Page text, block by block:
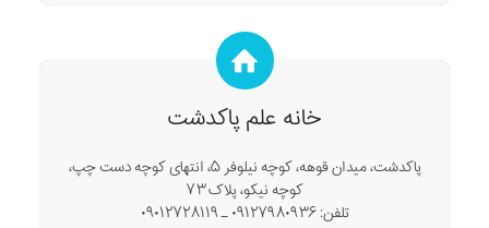
خانه علم پاکدشت
پاکدشت، میدان قوهه، کوچه نیلوفر ۵، انتهای کوچه دست چپ،
کوچه نیکو، پلاک ۷۳
تلفن: ۰۹۱۲۷۹۸۰۹۳۶ ـ ۰۹۰۱۲۷۲۸۱۱۹